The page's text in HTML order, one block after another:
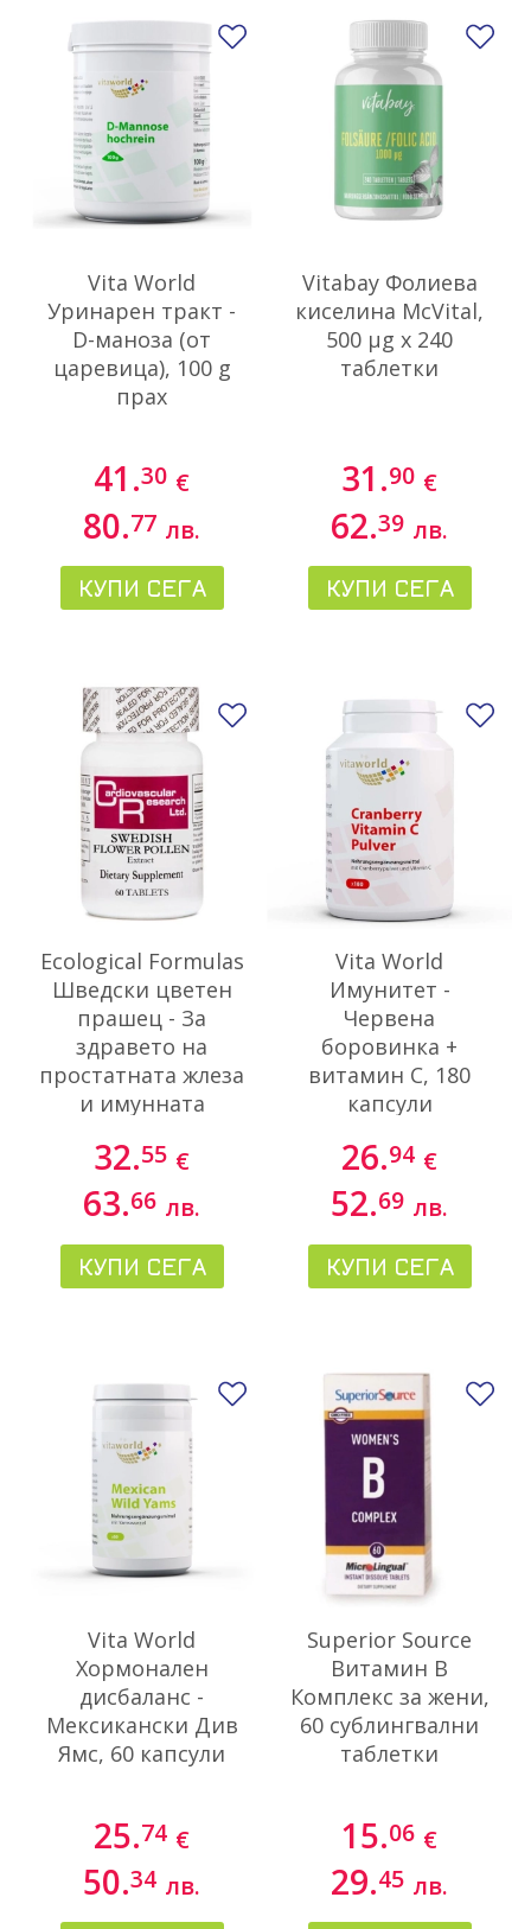
Vita World
Уринарен тракт -
D-маноза (от
царевица), 100 g
прах
41.30 €
80.77 лв.
КУПИ СЕГА
Vitabay Фолиева
киселина McVital,
500 µg х 240
таблетки
31.90 €
62.39 лв.
КУПИ СЕГА
Ecological Formulas
Шведски цветен
прашец - За
здравето на
простатната жлеза
и имунната
таблетки
32.55 €
63.66 лв.
КУПИ СЕГА
Добави в любими
Vita World
Имунитет -
Червена
боровинка +
витамин С, 180
капсули
26.94 €
52.69 лв.
КУПИ СЕГА
Vita World
Хормонален
дисбаланс -
Мексикански Див
Ямс, 60 капсули
25.74 €
50.34 лв.
Добави в любими
Superior Source
Витамин В
Комплекс за жени,
60 сублингвални
таблетки
15.06 €
29.45 лв.